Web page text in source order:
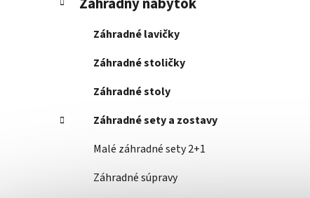
Záhradné lavičky
Záhradné stoličky
Záhradné stoly
Záhradné sety a zostavy
Malé záhradné sety 2+1
Záhradné súpravy